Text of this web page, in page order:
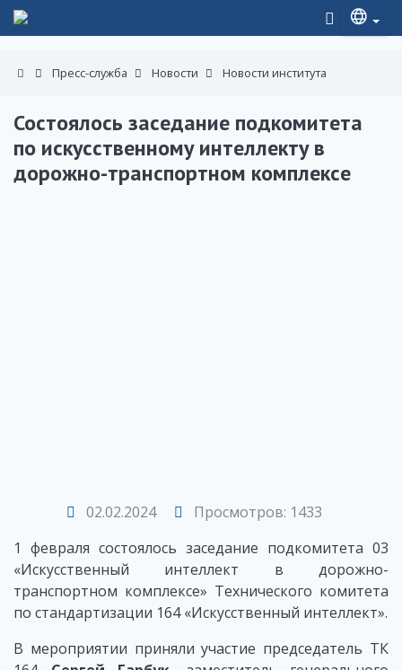
Пресс-служба Новости Новости института
Состоялось заседание подкомитета
по искусственному интеллекту в
дорожно-транспортном комплексе
02.02.2024
Просмотров: 1433
1 февраля состоялось заседание подкомитета 03
«Искусственный интеллект в дорожно-
транспортном комплексе» Технического комитета
по стандартизации 164 «Искусственный интеллект».
В мероприятии приняли участие председатель ТК